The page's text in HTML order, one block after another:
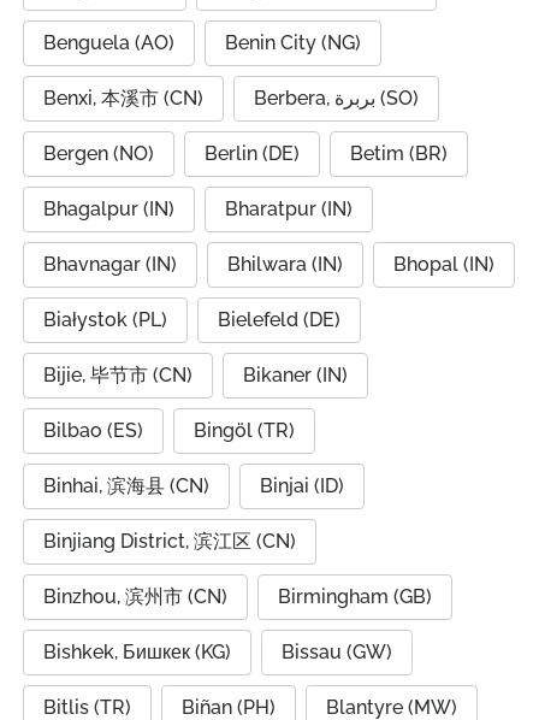
Benguela (AO) Benin City (NG)
Benxi, 本溪市 (CN) Berbera, بربرة (SO)
Bergen (NO) Berlin (DE) Betim (BR)
Bhagalpur (IN) Bharatpur (IN)
Bhavnagar (IN) Bhilwara (IN) Bhopal (IN)
Białystok (PL) Bielefeld (DE)
Bijie, 毕节市 (CN) Bikaner (IN)
Bilbao (ES) Bingöl (TR)
Binhai, 滨海县 (CN) Binjai (ID)
Binjiang District, 滨江区 (CN)
Binzhou, 滨州市 (CN) Birmingham (GB)
Bishkek, Бишкек (KG) Bissau (GW)
Bitlis (TR) Biñan (PH) Blantyre (MW)